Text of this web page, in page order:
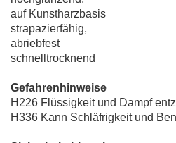
auf Kunstharzbasis
strapazierfähig,
abriebfest
schnelltrocknend
Gefahrenhinweise
H226 Flüssigkeit und Dampf
H336 Kann Schläfrigkeit und